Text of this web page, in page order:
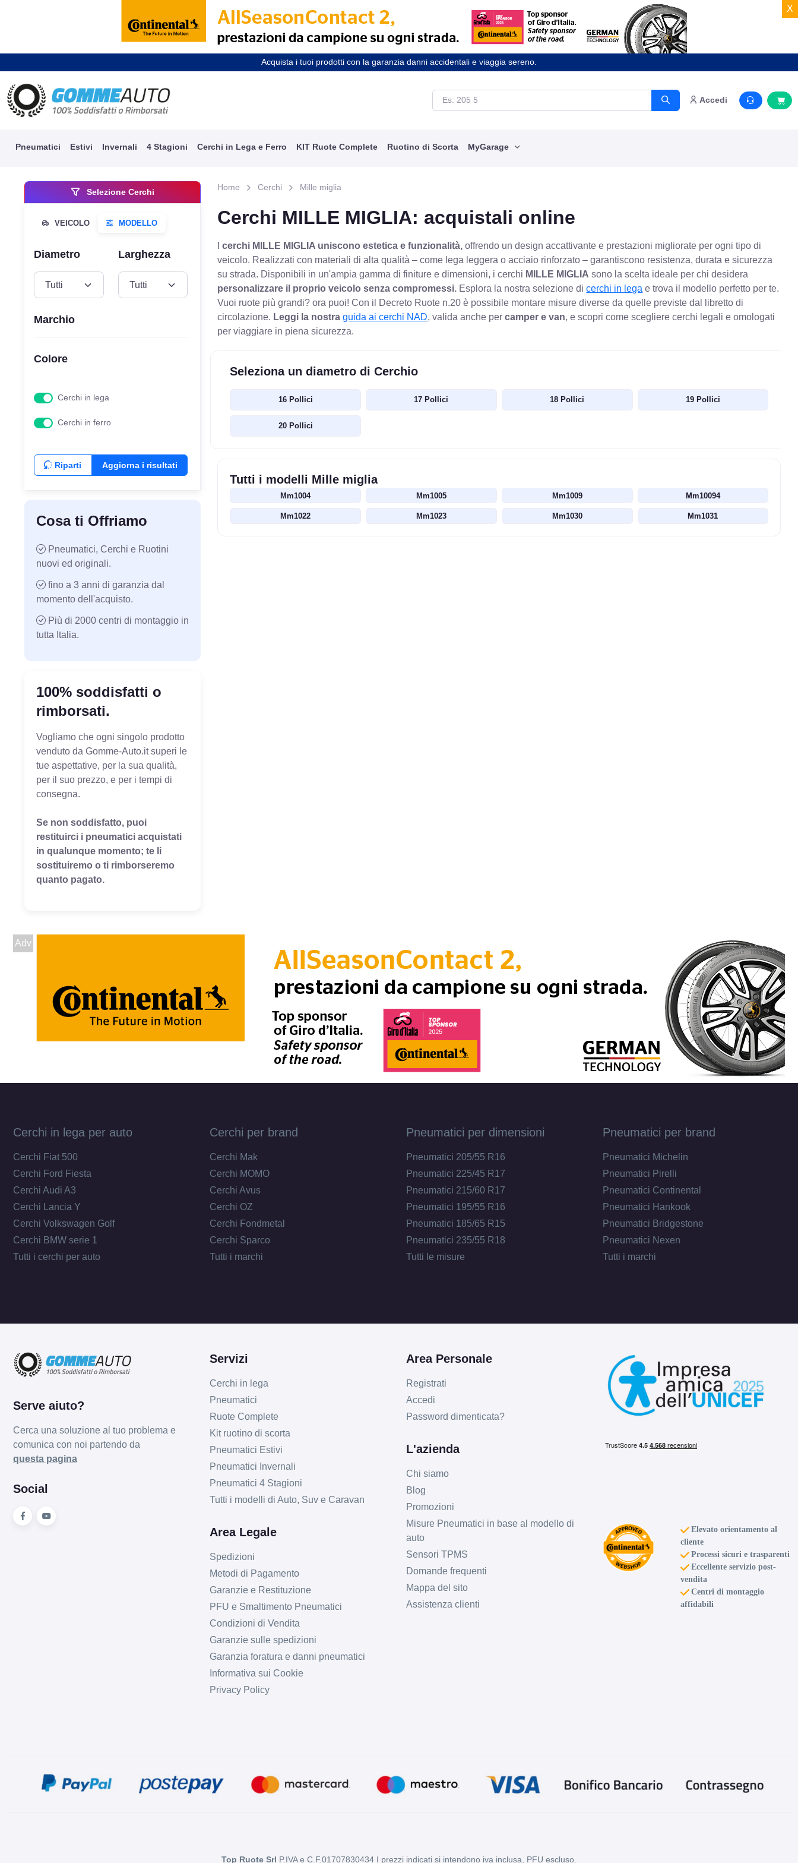
X
Acquista i tuoi prodotti con la garanzia danni accidentali e viaggia sereno.
Accedi
Pneumatici Estivi Invernali 4 Stagioni Cerchi in Lega e Ferro KIT Ruote Complete Ruotino di Scorta MyGarage
Selezione Cerchi
MODELLO
Diametro Larghezza
Marchio
Colore
Cerchi in lega
Cerchi in ferro
Riparti Aggiorna i risultati
Cosa ti Offriamo
Pneumatici, Cerchi e Ruotini
nuovi ed originali.
fino a 3 anni di garanzia dal
momento dell'acquisto.
Più di 2000 centri di montaggio in
tutta Italia.
100% soddisfatti o
rimborsati.
Vogliamo che ogni singolo prodotto
venduto da Gomme-Auto.it superi le
tue aspettative, per la sua qualità,
per il suo prezzo, e per i tempi di
consegna.
Se non soddisfatto, puoi
restituirci i pneumatici acquistati
in qualunque momento; te li
sostituiremo o ti rimborseremo
quanto pagato.
Home Cerchi Mille miglia
Cerchi MILLE MIGLIA: acquistali online
Icerchi MILLE MIGLIA uniscono estetica e funzionalità,offrendo un design accattivante e prestazioni migliorate per ogni tipo di
veicolo. Realizzati con materiali di alta qualità – come lega leggera o acciaio rinforzato – garantiscono resistenza, durata e sicurezza
su strada. Disponibili in un'ampia gamma di finiture e dimensioni, i cerchi MILLE MIGLIA sono la scelta ideale per chi desidera
personalizzare il proprio veicolo senza compromessi. Esplora la nostra selezione dicerchi in lega e trova il modello perfetto per te.
Vuoi ruote più grandi? ora puoi! Con il Decreto Ruote n.20 è possibile montare misure diverse da quelle previste dal libretto di
circolazione. Leggi la nostraguida ai cerchi NAD, valida anche percamper e van, e scopri come scegliere cerchi legali e omologati
per viaggiare in piena sicurezza.
Seleziona un diametro di Cerchio
16 Pollici 17 Pollici 18 Pollici 19 Pollici
20 Pollici
Tutti i modelli Mille miglia
Mm1004 Mm1005 Mm1009 Mm10094
Mm1022 Mm1023 Mm1030 Mm1031
Adv
Cerchi in lega per auto
Cerchi Fiat 500
Cerchi Ford Fiesta
Cerchi Audi A3
Cerchi Lancia Y
Cerchi Volkswagen Golf
Cerchi BMW serie 1
Tutti i cerchi per auto
Cerchi per brand
Cerchi Mak
Cerchi MOMO
Cerchi Avus
Cerchi OZ
Cerchi Fondmetal
Cerchi Sparco
Tutti i marchi
Pneumatici per dimensioni
Pneumatici 205/55 R16
Pneumatici 225/45 R17
Pneumatici 215/60 R17
Pneumatici 195/55 R16
Pneumatici 185/65 R15
Pneumatici 235/55 R18
Tutti le misure
Pneumatici per brand
Pneumatici Michelin
Pneumatici Pirelli
Pneumatici Continental
Pneumatici Hankook
Pneumatici Bridgestone
Pneumatici Nexen
Tutti i marchi
Serve aiuto?
Cerca una soluzione al tuo problema e
comunica con noi partendo da
questa pagina
Social
Servizi
Cerchi in lega
Pneumatici
Ruote Complete
Kit ruotino di scorta
Pneumatici Estivi
Pneumatici Invernali
Pneumatici 4 Stagioni
Tutti i modelli di Auto, Suv e Caravan
Area Legale
Spedizioni
Metodi di Pagamento
Garanzie e Restituzione
PFU e Smaltimento Pneumatici
Condizioni di Vendita
Garanzie sulle spedizioni
Garanzia foratura e danni pneumatici
Informativa sui Cookie
Privacy Policy
Area Personale
Registrati
Accedi
Password dimenticata?
L'azienda
Chi siamo
Blog
Promozioni
Misure Pneumatici in base al modello di
auto
Sensori TPMS
Domande frequenti
Mappa del sito
Assistenza clienti
Elevato orientamento al
cliente
Processi sicuri e trasparenti
Eccellente servizio post-
vendita
Centri di montaggio
affidabili
Top Ruote Srl P.IVA e C.F.01707830434 I prezzi indicati si intendono iva inclusa, PFU escluso.